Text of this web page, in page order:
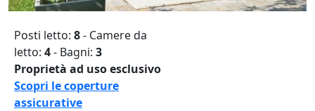
Posti letto: 8- Camere da
letto: 4- Bagni: 3
Proprietà ad uso esclusivo
Scopri le coperture
assicurative